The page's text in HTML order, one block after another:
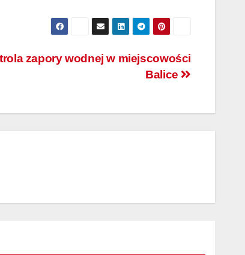
zapory wodnej w miejscowości
Balice